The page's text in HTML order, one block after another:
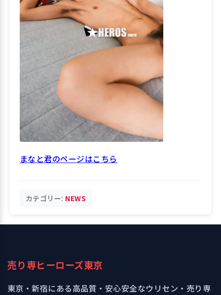
まなと君のページはこちら
カテゴリー: NEWS
売り専ヒーローズ東京
東京・新宿にある高品質・安心安全なウリセン・売り専